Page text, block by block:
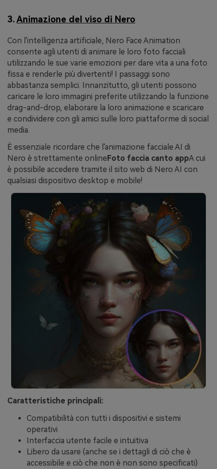
3.Animazione del viso di Nero
Con l'intelligenza artificiale, Nero Face Animation
consente agli utenti di animare le loro foto facciali
utilizzando le sue varie emozioni per dare vita a una foto
fissa e renderle più divertenti! I passaggi sono
abbastanza semplici. Innanzitutto, gli utenti possono
caricare le loro immagini preferite utilizzando la funzione
drag-and-drop, elaborare la loro animazione e scaricare
e condividere con gli amici sulle loro piattaforme di social
media.
È essenziale ricordare che l'animazione facciale AI di
Nero è strettamente online Foto faccia canto appA cui
è possibile accedere tramite il sito web di Nero AI con
qualsiasi dispositivo desktop e mobile!
Caratteristiche principali:
Compatibilità con tutti i dispositivi e sistemi
operativi
Interfaccia utente facile e intuitiva
Libero da usare (anche se i dettagli di ciò che è
accessibile e ciò che non è non sono specificati)